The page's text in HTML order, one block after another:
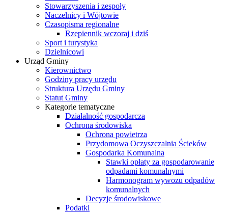
Stowarzyszenia i zespoły
Naczelnicy i Wójtowie
Czasopisma regionalne
Rzepiennik wczoraj i dziś
Sport i turystyka
Dzielnicowi
Urząd Gminy
Kierownictwo
Godziny pracy urzędu
Struktura Urzędu Gminy
Statut Gminy
Kategorie tematyczne
Działalność gospodarcza
Ochrona środowiska
Ochrona powietrza
Przydomowa Oczyszczalnia Ścieków
Gospodarka Komunalna
Stawki opłaty za gospodarowanie
odpadami komunalnymi
Harmonogram wywozu odpadów
komunalnych
Decyzje środowiskowe
Podatki